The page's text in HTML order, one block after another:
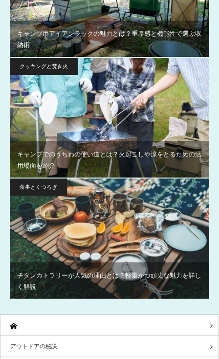
キャンプ用アイアンラックの魅力とは？重厚感と機能性で選ぶ収
納術
クッキングと焚き火
キャンプでのうちわの使い道とは？火起こしや涼をとるための活
用場面を紹介
食事とくつろぎ
チタンカトラリーが人気の理由とは？軽量かつ頑丈な魅力を詳し
く解説
アウトドアの秘訣